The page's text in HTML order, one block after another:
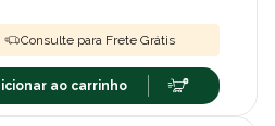
Consulte para Frete Grátis
ao carrinho